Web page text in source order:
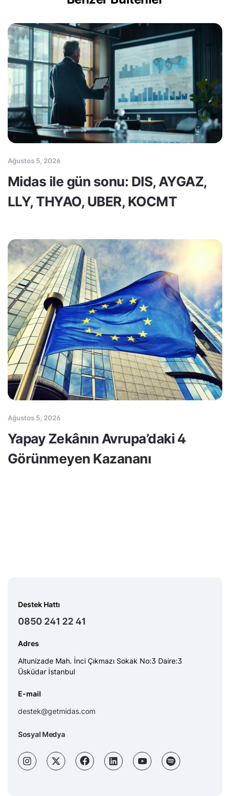
Ağustos 5, 2026
Midas ile gün sonu: DIS, AYGAZ,
LLY, THYAO, UBER, KOCMT
Ağustos 5, 2026
Yapay Zekânın Avrupa’daki 4
Görünmeyen Kazananı
Destek Hattı
0850 241 22 41
Adres
Altunizade Mah. İnci Çıkmazı Sokak No:3 Daire:3
Üsküdar İstanbul
E-mail
destek@getmidas.com
Sosyal Medya